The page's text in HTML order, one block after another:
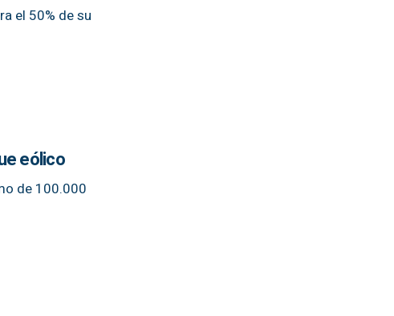
el 50% de su
eólico
de 100.000